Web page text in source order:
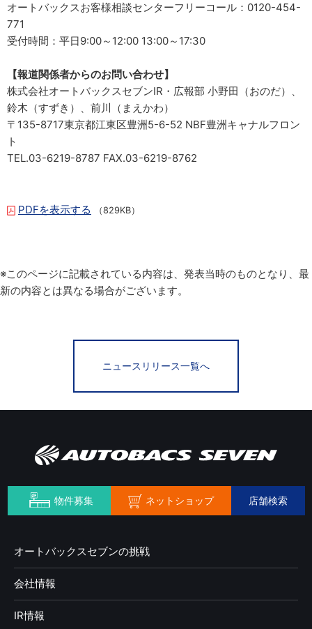
オートバックスお客様相談センターフリーコール：0120-454-
771
受付時間：平日9:00～12:00 13:00～17:30
【報道関係者からのお問い合わせ】
株式会社オートバックスセブンIR・広報部 小野田（おのだ）、
鈴木（すずき）、前川（まえかわ）
〒135-8717東京都江東区豊洲5-6-52 NBF豊洲キャナルフロン
ト
TEL.03-6219-8787 FAX.03-6219-8762
PDFを表示する （829KB）
※このページに記載されている内容は、発表当時のものとなり、最
新の内容とは異なる場合がございます。
ニュースリリース一覧へ
物件募集 ネットショップ 店舗検索
オートバックスセブンの挑戦
会社情報
IR情報